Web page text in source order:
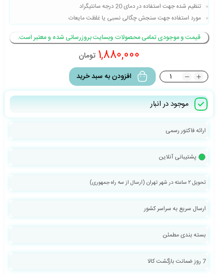
تنظیم شده جهت استفاده در دمای 20 درجه سانتیگراد
مورد استفاده جهت سنجش چگالی نسبی یا غلظت مایعات
قیمت و موجودی تمامی محصولات وبسایت بروزرسانی شده و معتبر است.
1,880,000 تومان
افزودن به سبد خرید
موجود در انبار
ارائه فاکتور رسمی
پشتیبانی آنلاین
تحویل ۲ ساعته در شهر تهران (ارسال از سه راه جمهوری)
ارسال سریع به سراسر کشور
بسته بندی مطمئن
7 روز ضمانت بازگشت کالا